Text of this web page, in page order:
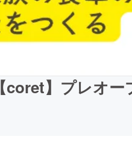
【coret】プレオ